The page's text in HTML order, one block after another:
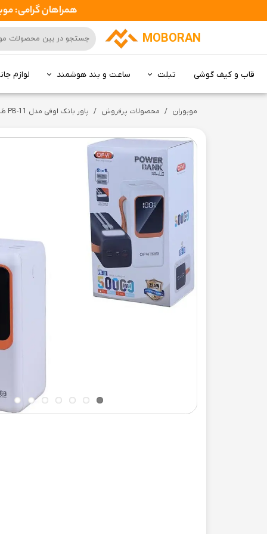
MOBORAN
قاب و کیف گوشی تبلت ساعت و بند هوشمند لوازم
همراهان گرامی: موبوران سفارشات شما را در اسرع وقت ( 1 تا 2
موبوران محصولات پرفروش پاور بانک اوفی مدل PB-11 ظرفیت 5۰۰۰۰ میلی آمپر ساعت فست شارژ | Powerbank OFYI